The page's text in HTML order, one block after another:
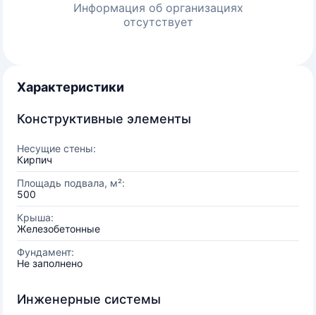
Информация об организациях
отсутствует
Характеристики
Конструктивные элементы
Несущие стены:
Кирпич
Площадь подвала, м²:
500
Крыша:
Железобетонные
Фундамент:
Не заполнено
Инженерные системы